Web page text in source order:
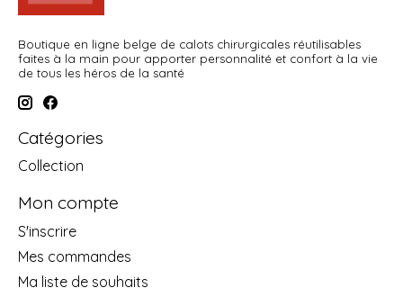
Boutique en ligne belge de calots chirurgicales réutilisables
faites à la main pour apporter personnalité et confort à la vie
de tous les héros de la santé
Catégories
Collection
Mon compte
S'inscrire
Mes commandes
Ma liste de souhaits